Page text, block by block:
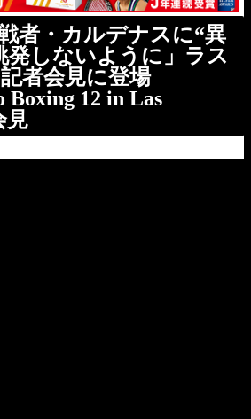
者・カルデナスに“異
発しないように」ラス
者会見に登場
Boxing 12 in Las
見